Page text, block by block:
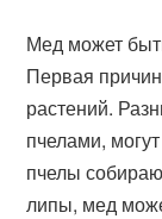
Мед может
Первая
растений.
пчелами,
пчелы
липы, мед